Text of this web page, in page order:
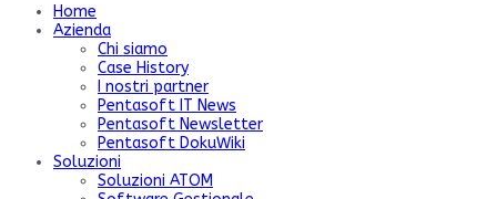
Home
Azienda
Chi siamo
Case History
I nostri partner
Pentasoft IT News
Pentasoft Newsletter
Pentasoft DokuWiki
Soluzioni
Soluzioni ATOM